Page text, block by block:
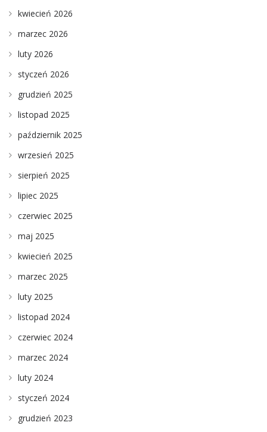
kwiecień 2026
marzec 2026
luty 2026
styczeń 2026
grudzień 2025
listopad 2025
październik 2025
wrzesień 2025
sierpień 2025
lipiec 2025
czerwiec 2025
maj 2025
kwiecień 2025
marzec 2025
luty 2025
listopad 2024
czerwiec 2024
marzec 2024
luty 2024
styczeń 2024
grudzień 2023